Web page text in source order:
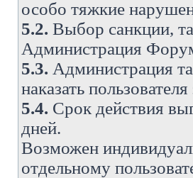
особо тяжкие
5.2. Выбор санкции,
Администрация
5.3. Администрация
наказать
5.4. Срок действия
дней.
Возможен
отдельному